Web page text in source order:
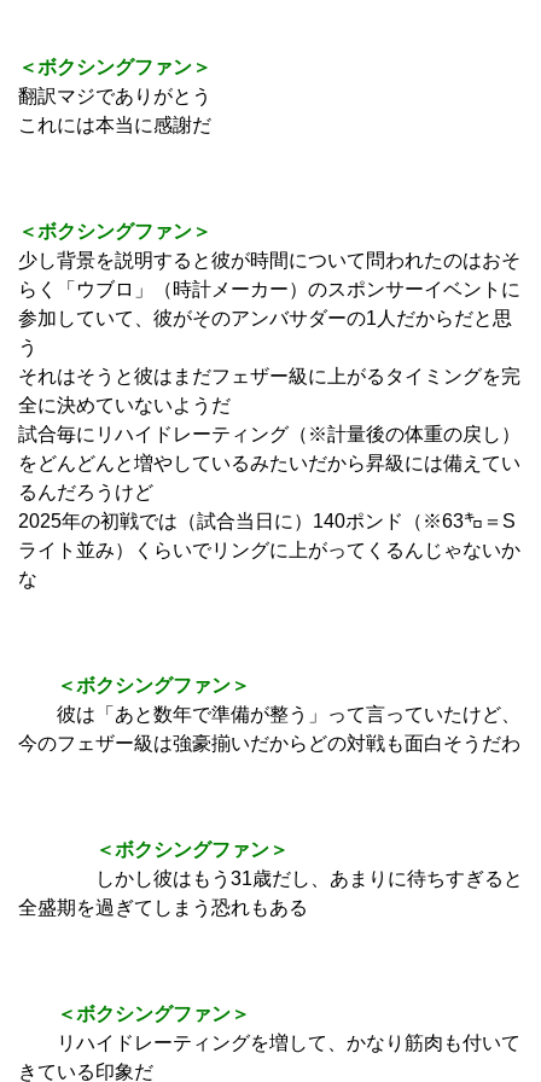
＜ボクシングファン＞
翻訳マジでありがとう
これには本当に感謝だ
＜ボクシングファン＞
少し背景を説明すると彼が時間について問われたのはおそ
らく「ウブロ」（時計メーカー）のスポンサーイベントに
参加していて、彼がそのアンバサダーの1人だからだと思
う
それはそうと彼はまだフェザー級に上がるタイミングを完
全に決めていないようだ
試合毎にリハイドレーティング（※計量後の体重の戻し）
をどんどんと増やしているみたいだから昇級には備えてい
るんだろうけど
2025年の初戦では（試合当日に）140ポンド（※63㌔＝S
ライト並み）くらいでリングに上がってくるんじゃないか
な
＜ボクシングファン＞
彼は「あと数年で準備が整う」って言っていたけど、
今のフェザー級は強豪揃いだからどの対戦も面白そうだわ
＜ボクシングファン＞
しかし彼はもう31歳だし、あまりに待ちすぎると
全盛期を過ぎてしまう恐れもある
＜ボクシングファン＞
リハイドレーティングを増して、かなり筋肉も付いて
きている印象だ